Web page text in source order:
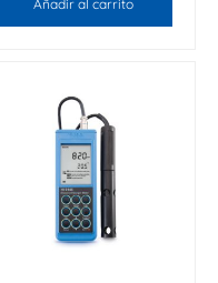
Añadir al carrito